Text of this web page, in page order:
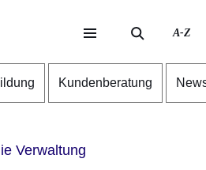
A-Z
Kundenberatung
Verwaltung